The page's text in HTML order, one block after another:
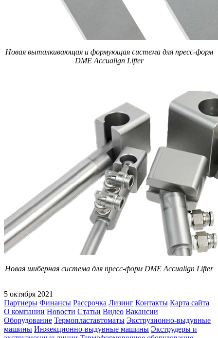
Новая выталкивающая и формующая система для пресс-форм
DME Accualign Lifter
Новая шиберная система для пресс-форм DME Accualign Lifter
5 октября 2021
Партнеры Финансы Рассрочка Лизинг Контакты Карта сайта
О компании Новости Статьи Видео Вакансии
Оборудование Термопластавтоматы Экструзионно-выдувные
машины Инжекционно-выдувные машины Экструдеры и